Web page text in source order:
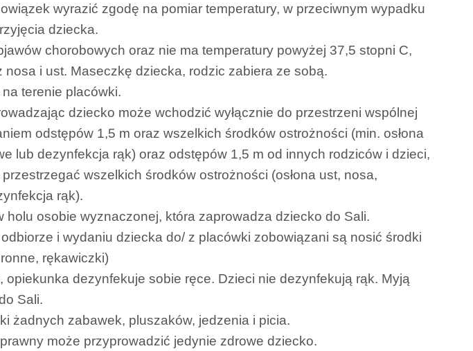
wyrazić zgodę na pomiar temperatury, w przeciwnym wypadku
dziecka.
chorobowych oraz nie ma temperatury powyżej 37,5 stopni C,
nosa i ust. Maseczkę dziecka, rodzic zabiera ze sobą.
terenie placówki.
dziecko może wchodzić wyłącznie do przestrzeni wspólnej
odstępów 1,5 m oraz wszelkich środków ostrożności (min. osłona
lub dezynfekcja rąk) oraz odstępów 1,5 m od innych rodziców i dzieci,
wszelkich środków ostrożności (osłona ust, nosa,
rąk).
holu osobie wyznaczonej, która zaprowadza dziecko do Sali.
i wydaniu dziecka do/ z placówki zobowiązani są nosić środki
rękawiczki)
dezynfekuje sobie ręce. Dzieci nie dezynfekują rąk. Myją
Sali.
żadnych zabawek, pluszaków, jedzenia i picia.
może przyprowadzić jedynie zdrowe dziecko.